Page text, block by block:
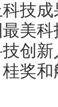
科技
美
技创
奖